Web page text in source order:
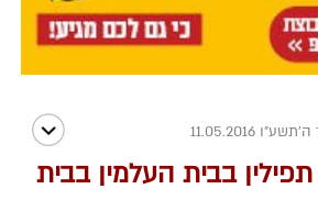
11.05.2016
בבית העלמין בבית